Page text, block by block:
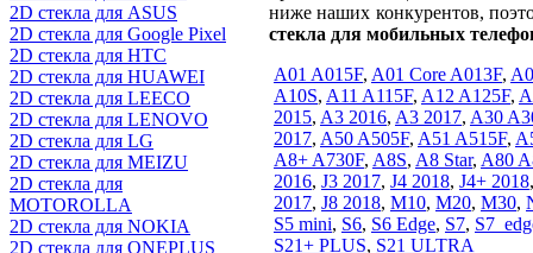
2D стекла для ASUS
2D стекла для Google Pixel
2D стекла для HTC
2D стекла для HUAWEI
2D стекла для LEECO
2D стекла для LENOVO
2D стекла для LG
2D стекла для MEIZU
2D стекла для
MOTOROLLA
2D стекла для NOKIA
2D стекла для ONEPLUS
ниже наших конкурентов,
стекла для мобильных
A01 A015F, A01 Core A013F,
A10S, A11 A115F, A12 A125F,
2015, A3 2016, A3 2017, A30
2017, A50 A505F, A51 A515F,
A8+ A730F, A8S, A8 Star, A80
2016, J3 2017, J4 2018, J4+ 2018
2017, J8 2018, M10, M20, M30,
S5 mini, S6, S6 Edge, S7,
S21+ PLUS, S21 ULTRA